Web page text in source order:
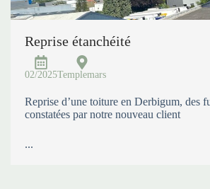
Reprise étanchéité
02/2025Templemars
Reprise d’une toiture en Derbigum, des
constatées par notre nouveau client
...